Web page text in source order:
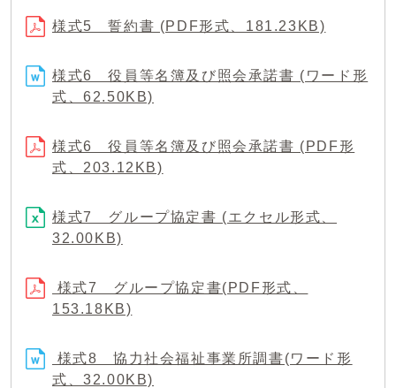
様式5 誓約書 (PDF形式、181.23KB)
様式6 役員等名簿及び照会承諾書 (ワード形
式、62.50KB)
様式6 役員等名簿及び照会承諾書 (PDF形
式、203.12KB)
様式7 グループ協定書 (エクセル形式、
32.00KB)
様式7 グループ協定書(PDF形式、
153.18KB)
様式8 協力社会福祉事業所調書(ワード形
式、32.00KB)